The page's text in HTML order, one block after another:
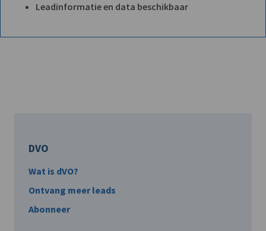
Leadinformatie en data beschikbaar
DVO
Wat is dVO?
Ontvang meer leads
Abonneer